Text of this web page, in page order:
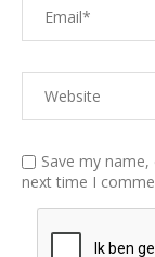
Save my
next time I